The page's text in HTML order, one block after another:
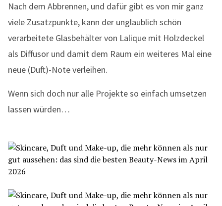
Nach dem Abbrennen, und dafür gibt es von mir ganz
viele Zusatzpunkte, kann der unglaublich schön
verarbeitete Glasbehälter von Lalique mit Holzdeckel
als Diffusor und damit dem Raum ein weiteres Mal eine
neue (Duft)-Note verleihen.
Wenn sich doch nur alle Projekte so einfach umsetzen
lassen würden…